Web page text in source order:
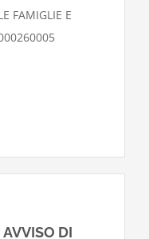
FAMIGLIE E
DI